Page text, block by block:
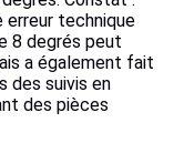
erreur technique
8 degrés peut
a également fait
des suivis en
des pièces